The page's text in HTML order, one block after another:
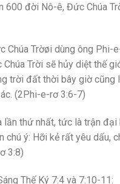
600 đời Nô-ê, Đức Chúa
Chúa Trờøi dùng ông
Trời sẽ hủy diệt thế
trời đất thời bây giờ
(2Phi-e-rơ 3:6-7)
thứ nhất, tức là trận
chú ý: Hỡi kẻ rất yêu dấu,
3:8)
Thế Ký 7:4 và 7:10-11: